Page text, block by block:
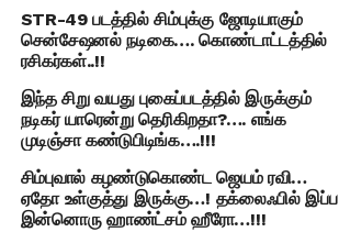
STR-49 படத்தில் சிம்புக்கு ஜோடியாகும்
சென்சேஷனல் நடிகை…. கொண்டாட்டத்தில்
ரசிகர்கள்..!!
இந்த சிறு வயது புகைப்படத்தில் இருக்கும்
நடிகர் யாரென்று தெரிகிறதா?…. எங்க
முடிஞ்சா கண்டுபிடிங்க….!!!
சிம்புவால் கழண்டுகொண்ட ஜெயம் ரவி…
ஏதோ உள்குத்து இருக்கு…! தக்லைஃபில் இப்ப
இன்னொரு ஹாண்ட்சம் ஹீரோ…!!!